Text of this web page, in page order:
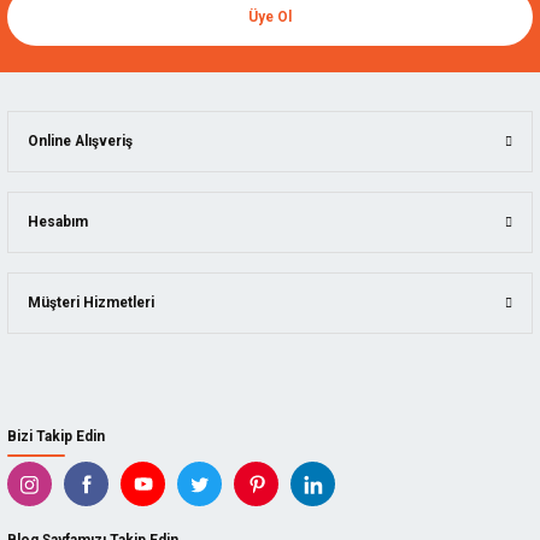
Üye Ol
Bizi Takip Edin
Online Alışveriş
Hesabım
Müşteri Hizmetleri